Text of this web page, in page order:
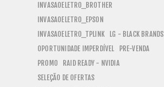
INVASAOELETRO_BROTHER
INVASAOELETRO_EPSON
INVASAOELETRO_TPLINK LG - BLACK BRANDS
OPORTUNIDADE IMPERDÍVEL PRE-VENDA
PROMO
RAID READY - NVIDIA
SELEÇÃO DE OFERTAS